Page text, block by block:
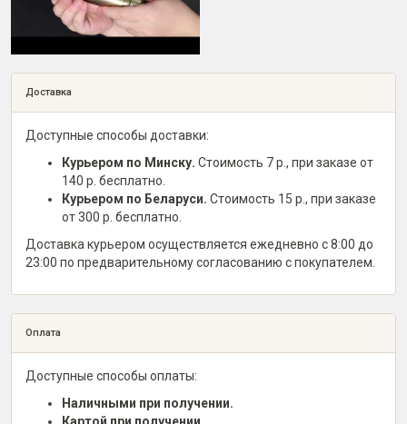
Доставка
Доступные способы доставки:
Курьером по Минску. Стоимость 7 р., при заказе от
140 р. бесплатно.
Курьером по Беларуси. Стоимость 15 р., при заказе
от 300 р. бесплатно.
Доставка курьером осуществляется ежедневно с 8:00 до
23:00 по предварительному согласованию с покупателем.
Оплата
Доступные способы оплаты:
Наличными при получении.